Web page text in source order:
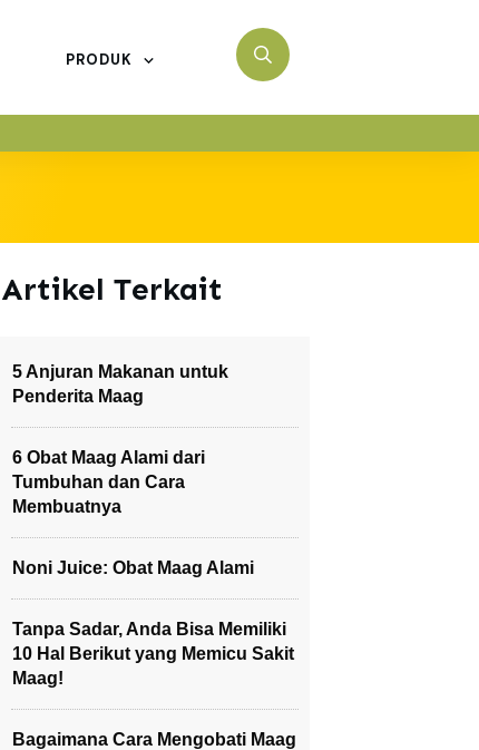
PRODUK
Artikel Terkait
5 Anjuran Makanan untuk
Penderita Maag
6 Obat Maag Alami dari
Tumbuhan dan Cara
Membuatnya
Noni Juice: Obat Maag Alami
Tanpa Sadar, Anda Bisa Memiliki
10 Hal Berikut yang Memicu Sakit
Maag!
Bagaimana Cara Mengobati Maag